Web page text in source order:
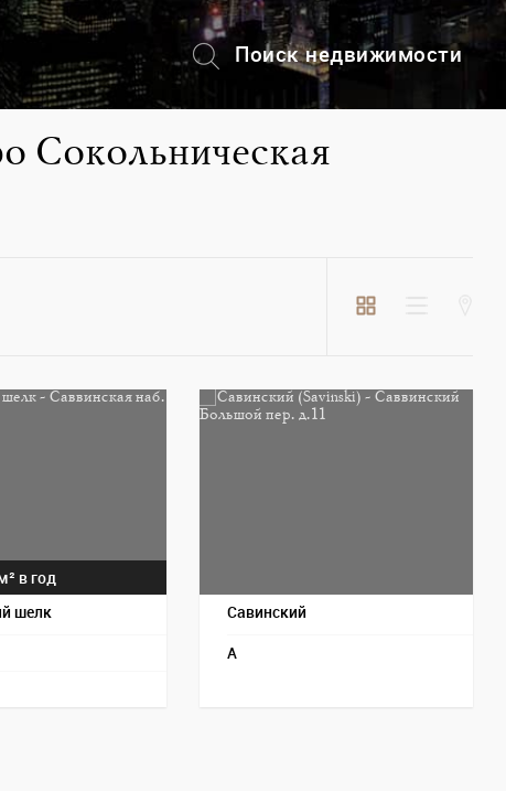
Поиск недвижимости
+7 (495) 228-82-08
Сокольническая
в год
шелк
Савинский
A